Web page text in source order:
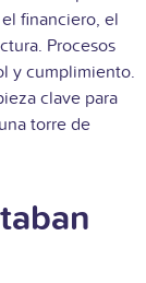
financiero, el
Procesos
y cumplimiento.
clave para
torre de